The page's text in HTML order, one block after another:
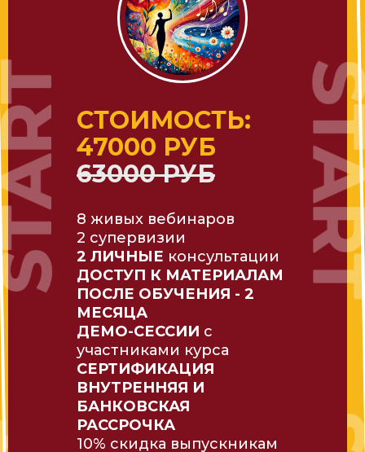
8 живых вебинаров
2 супервизии
2 ЛИЧНЫЕ консультации
ДОСТУП К МАТЕРИАЛАМ
ПОСЛЕ ОБУЧЕНИЯ - 2
МЕСЯЦА
ДЕМО-СЕССИИ с
участниками курса
СЕРТИФИКАЦИЯ
ВНУТРЕННЯЯ И
БАНКОВСКАЯ
РАССРОЧКА
10% скидка выпускникам
СТОИМОСТЬ:
47000 РУБ
63000 РУБ